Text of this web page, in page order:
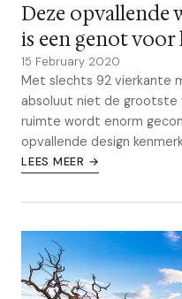
Deze opvallende
is een genot voor
15 February 2020
Met slechts 92 vierkante
absoluut niet de grootste
ruimte wordt enorm
opvallende design
LEES MEER →